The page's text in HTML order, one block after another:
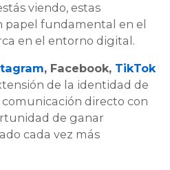
viendo, estas
fundamental en el
en el entorno digital.
, Facebook, TikTok
de la identidad de
directo con
de ganar
cada vez más